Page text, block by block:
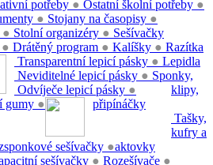
potřeby ● Ostatní školní potřeby ●
● Stojany na časopisy ●
● Stolní organizéry ●
● Drátěný program ● Kalíšky ●
Transparentní lepicí pásky ●
Neviditelné lepicí pásky ●
Odvíječe lepicí pásky ●
gumy ●
Sešívačky
sešívačky ●
sešívačky ● Rozešívače ●
Razítka
Lepidla
Sponky,
klipy,
připínáčky
Tašky,
kufry a
aktovky